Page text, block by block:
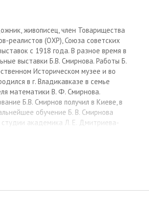
живописец, член Товарищества
реалистов (ОХР), Союза советских
с 1918 года. В разное время в
выставки Б.В. Смирнова. Работы Б.
Историческом музее и во
в г. Владикавказе в семье
математики В. Ф. Смирнова.
Б.В. Смирнов получил в Киеве, в
обучение Б. В. Смирнова
студии академика Л. Е. Дмитриева-
Художеств по классу
Выставляет свои картины на
на выставке «Общества
туберкулеза. Здесь началась его